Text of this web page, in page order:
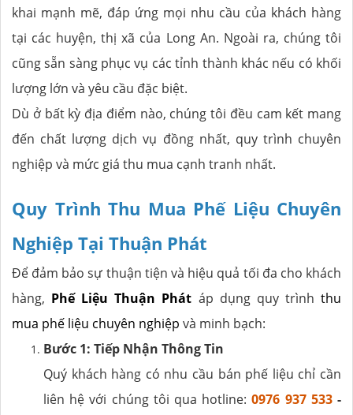
khai mạnh mẽ, đáp ứng mọi nhu cầu của khách hàng
tại các huyện, thị xã của Long An. Ngoài ra, chúng tôi
cũng sẵn sàng phục vụ các tỉnh thành khác nếu có khối
lượng lớn và yêu cầu đặc biệt.
Dù ở bất kỳ địa điểm nào, chúng tôi đều cam kết mang
đến chất lượng dịch vụ đồng nhất, quy trình chuyên
nghiệp và mức giá thu mua cạnh tranh nhất.
Quy Trình Thu Mua Phế Liệu Chuyên
Nghiệp Tại Thuận Phát
Để đảm bảo sự thuận tiện và hiệu quả tối đa cho khách
hàng, Phế Liệu Thuận Phát áp dụng quy trìnhthu
mua phế liệu chuyên nghiệp và minh bạch:
Bước 1: Tiếp Nhận Thông Tin
Quý khách hàng có nhu cầu bán phế liệu chỉ cần
liên hệ với chúng tôi qua hotline:0976 937 533-